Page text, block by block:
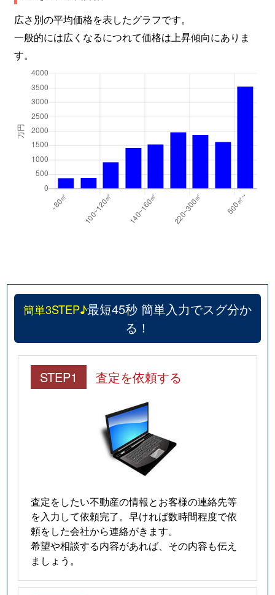
広さ別の平均価格を表したグラフです。
一般的には広くなるにつれて価格は上昇傾向にありま
す。
簡単3STEP♪最短45秒 簡単入力でスグ分か
る！
STEP1 査定を依頼する
査定をしたい不動産の情報とお客様の連絡先等
を入力して依頼完了。早ければ数時間程度で依
頼をした会社から連絡がきます。
希望や相談する内容があれば、その内容も伝え
ましょう。